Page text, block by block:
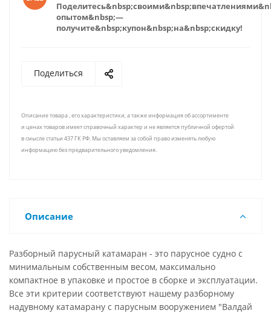
опытом&nbsp;—
получите&nbsp;купон&nbsp;на&nbsp;скидку!
Поделиться
Описание товара , его характеристики, а также информация об ассортименте
и ценах товаров имеет справочный характер и не является публичной офертой
в смысле статьи 437 ГК РФ. Мы оставляем за собой право изменять любую
информацию без предварительного уведомления.
Описание
Разборный парусный катамаран - это парусное судно с
минимальным собственным весом, максимально
компактное в упаковке и простое в сборке и эксплуатации.
Все эти критерии соответствуют нашему разборному
надувному катамарану с парусным вооружением "Валдай